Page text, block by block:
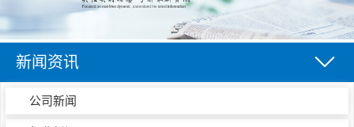
新闻资讯
公司新闻